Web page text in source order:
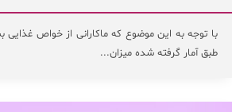
با توجه به این موضوع که ماکارانی از خواص غذایی
طبق آمار گرفته شده میزان...